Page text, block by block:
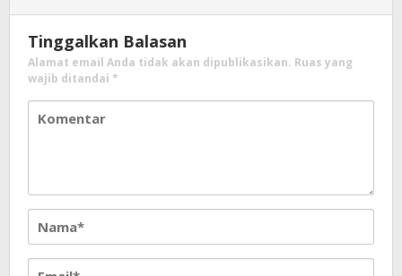
Tinggalkan Balasan
Alamat email Anda tidak akan dipublikasikan. Ruas yang
wajib ditandai *